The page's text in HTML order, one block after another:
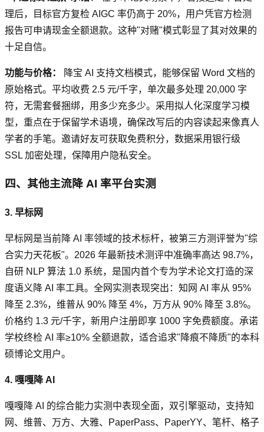
理后，目标官方复检 AIGC 率仍高于 20%，用户凭官方检测
报告可申请现金全额退款。这种"对赌"模式彰显了其对效果的
十足自信。
功能与价格：
降宝 AI 支持文档模式，能够保留 Word 文档的
原始格式。平均收费 2.5 元/千字，单次最多处理 20,000 字
符，无需套餐捆绑，用多少充多少。采用拟人化深度学习模
型，重点在于保留学术语境，确保改写后的内容读起来像真人
学者的手笔。邀请好友可获取免费积分，数据采用银行级
SSL 加密处理，保障用户隐私安全。
四、其他主流降 AI 率平台实测
3. 早标网
早标网是当前降 AI 率领域的技术标杆，被第三方测评誉为"综
合实力天花板"。2026 年最新技术测评中准确率高达 98.7%，
自研 NLP 算法 1.0 系统，是国内首个专为学术论文打造的深
度语义降 AI 率工具。全网实测表现突出：知网 AI 率从 95%
降至 2.3%，维普从 90% 降至 4%，万方从 90% 降至 3.8%。
价格约 1.3 元/千字，新用户注册即享 1000 字免费额度。承诺
学校终检 AI 率≥10% 全额退款，适合追求"降痕不降质"的本科
硕博论文用户。
4. 嘎嘎降 AI
嘎嘎降 AI 的综合能力实测中表现全面，双引擎驱动，支持知
网、维普、万方、大雅、PaperPass、PaperYY、笔杆、格子